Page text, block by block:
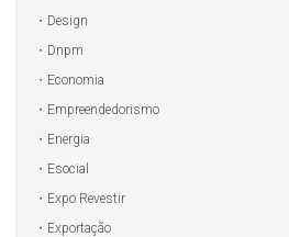
Design
Dnpm
Economia
Empreendedorismo
Energia
Esocial
Expo Revestir
Exportação